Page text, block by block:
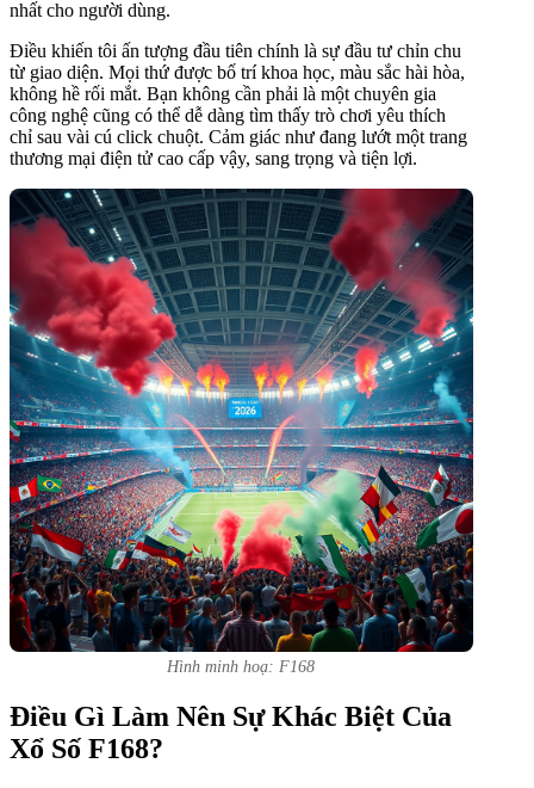
nhất cho người dùng.
Điều khiến tôi ấn tượng đầu tiên chính là sự đầu tư chỉn chu
từ giao diện. Mọi thứ được bố trí khoa học, màu sắc hài hòa,
không hề rối mắt. Bạn không cần phải là một chuyên gia
công nghệ cũng có thể dễ dàng tìm thấy trò chơi yêu thích
chỉ sau vài cú click chuột. Cảm giác như đang lướt một trang
thương mại điện tử cao cấp vậy, sang trọng và tiện lợi.
Hình minh hoạ: F168
Điều Gì Làm Nên Sự Khác Biệt Của
Xổ Số F168?